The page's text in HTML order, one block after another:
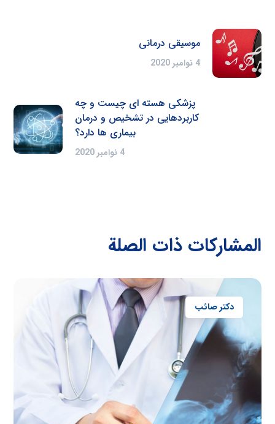
موسیقی درمانی
4 نوامبر 2020
پزشکی هسته ای چیست و چه
کاربردهایی در تشخیص و درمان
بیماری ها دارد؟
4 نوامبر 2020
المشاركات ذات الصلة
دکتر صائب